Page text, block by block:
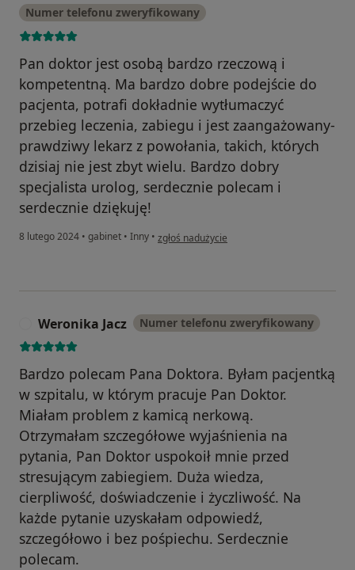
Numer telefonu zweryfikowany
Pan doktor jest osobą bardzo rzeczową i
kompetentną. Ma bardzo dobre podejście do
pacjenta, potrafi dokładnie wytłumaczyć
przebieg leczenia, zabiegu i jest zaangażowany-
prawdziwy lekarz z powołania, takich, których
dzisiaj nie jest zbyt wielu. Bardzo dobry
specjalista urolog, serdecznie polecam i
serdecznie dziękuję!
8 lutego 2024 • gabinet • Inny • w opinii użytkownika Bartłomiej Steczko
zgłoś nadużycie
Weronika Jacz Numer telefonu zweryfikowany
Bardzo polecam Pana Doktora. Byłam pacjentką
w szpitalu, w którym pracuje Pan Doktor.
Miałam problem z kamicą nerkową.
Otrzymałam szczegółowe wyjaśnienia na
pytania, Pan Doktor uspokoił mnie przed
stresującym zabiegiem. Duża wiedza,
cierpliwość, doświadczenie i życzliwość. Na
każde pytanie uzyskałam odpowiedź,
szczegółowo i bez pośpiechu. Serdecznie
polecam.